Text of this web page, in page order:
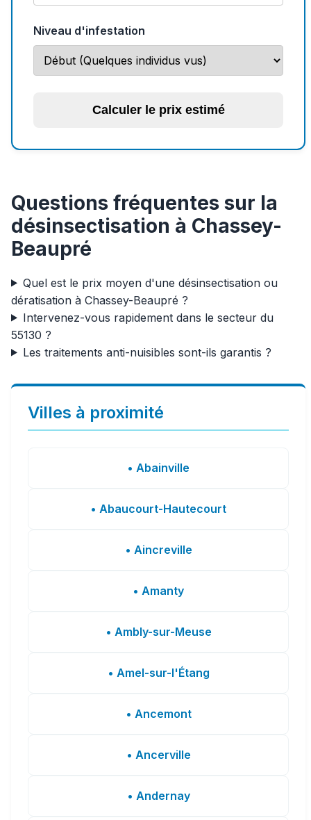
Niveau d'infestation
Calculer le prix estimé
Questions fréquentes sur la
désinsectisation à Chassey-
Beaupré
Quel est le prix moyen d'une désinsectisation ou
dératisation à Chassey-Beaupré ?
Intervenez-vous rapidement dans le secteur du
55130 ?
Les traitements anti-nuisibles sont-ils garantis ?
Villes à proximité
• Abainville
• Abaucourt-Hautecourt
• Aincreville
• Amanty
• Ambly-sur-Meuse
• Amel-sur-l'Étang
• Ancemont
• Ancerville
• Andernay